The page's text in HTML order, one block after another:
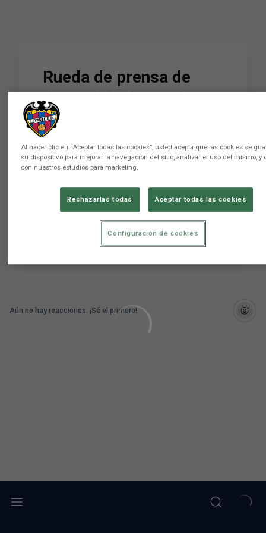
Rueda de prensa de
despedida de José
Morales
Conviértete en miembro de este canal para
https://www.youtube.com/channel/
Levante Unión Deportiva Club de LaLiga
fundado en 1909 en la ciudad de Valencia. 📲
Aún no hay reacciones. ¡Sé el primero!
Al hacer clic en “Aceptar todas las cookies”, usted acepta que las cookies se
su dispositivo para mejorar la navegación del sitio, analizar el uso del mismo, y
con nuestros estudios para marketing.
Rechazarlas todas Aceptar todas las cookies
Configuración de cookies